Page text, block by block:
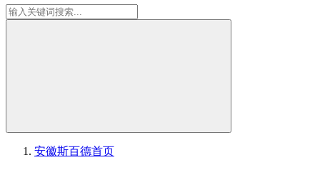
安徽斯百德首页